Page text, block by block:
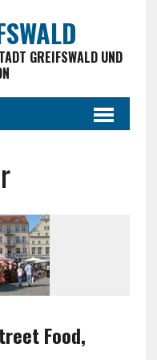
GREIFSWALD UND
Food,